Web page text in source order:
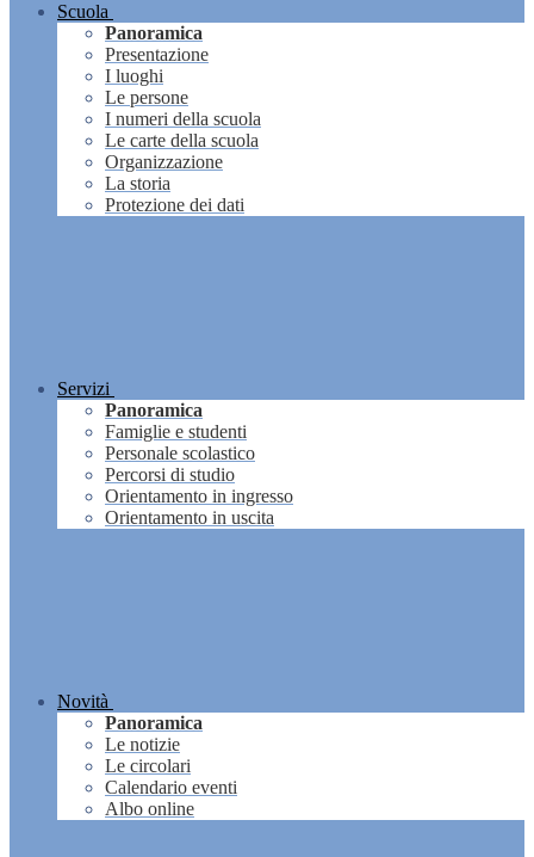
Scuola
Panoramica
Presentazione
I luoghi
Le persone
I numeri della scuola
Le carte della scuola
Organizzazione
La storia
Protezione dei dati
Servizi
Panoramica
Famiglie e studenti
Personale scolastico
Percorsi di studio
Orientamento in ingresso
Orientamento in uscita
Novità
Panoramica
Le notizie
Le circolari
Calendario eventi
Albo online